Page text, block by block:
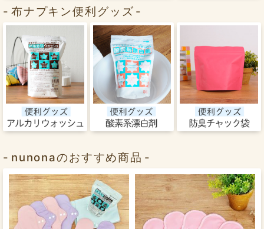
布ナプキン便利グッズ
nunonaのおすすめ商品